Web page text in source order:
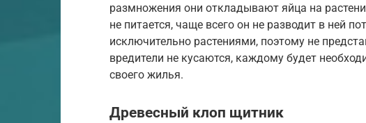
размножения они откладывают яйца на
не питается, чаще всего он не разводит в ней
исключительно растениями, поэтому не
вредители не кусаются, каждому будет
своего жилья.
Древесный клоп щитник